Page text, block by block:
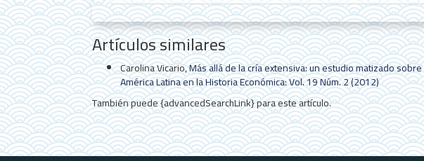
Artículos similares
Carolina Vicario,Más allá de la cría extensiva: un estudio matizado
América Latina en la Historia Económica: Vol. 19 Núm. 2 (2012)
También puede {advancedSearchLink} para este artículo.